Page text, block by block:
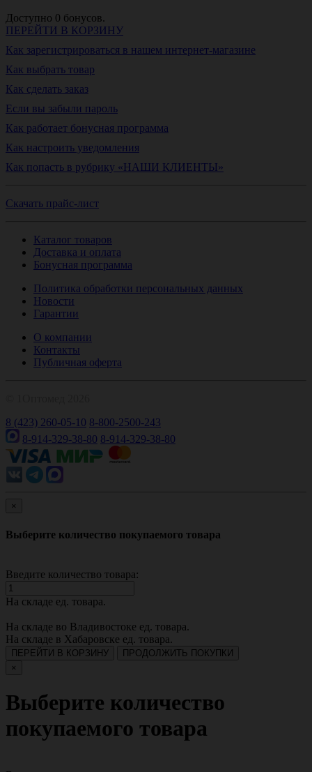
Доступно 0 бонусов.
ПЕРЕЙТИ В КОРЗИНУ
Как зарегистрироваться в нашем интернет-магазине
Как выбрать товар
Как сделать заказ
Если вы забыли пароль
Как работает бонусная программа
Как настроить уведомления
Как попасть в рубрику «НАШИ КЛИЕНТЫ»
Скачать прайс-лист
Каталог товаров
Доставка и оплата
Бонусная программа
Политика обработки персональных данных
Новости
Гарантии
О компании
Контакты
Публичная оферта
8 (423) 260-05-10 8-800-2500-243
8-914-329-38-80 8-914-329-38-80
×
Выберите количество покупаемого товара
Введите количество товара:
На складе ед. товара.
На складе во Владивостоке ед. товара.
На складе в Хабаровске ед. товара.
ПЕРЕЙТИ В КОРЗИНУ
ПРОДОЛЖИТЬ ПОКУПКИ
×
Выберите количество
покупаемого товара